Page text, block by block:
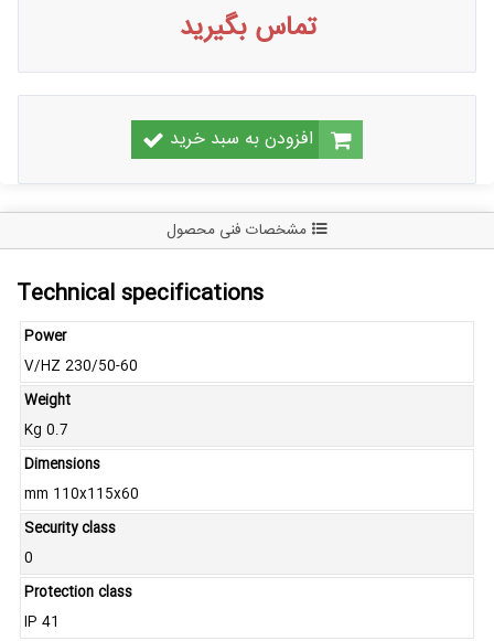
تماس بگیرید
افزودن به سبد خرید
مشخصات فنی محصول
Technical specifications
Power
V/HZ 230/50-60
Weight
Kg 0.7
Dimensions
mm 110x115x60
Security class
0
Protection class
IP 41